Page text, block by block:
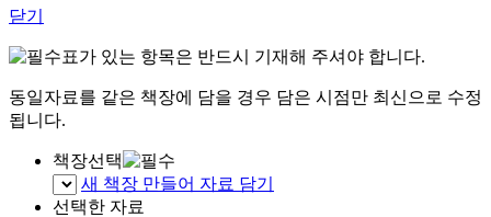
닫기
표가 있는 항목은 반드시 기재해 주셔야 합니다.
동일자료를 같은 책장에 담을 경우 담은 시점만 최신으로 수정
됩니다.
책장선택
새 책장 만들어 자료 담기
선택한 자료